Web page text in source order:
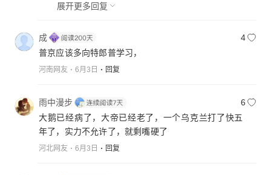
展开更多回复
成
4
普京应该多向特郎普学习，
河南网友 6月3日 回复
雨中漫步
6
大鹅已经病了，大帝已经老了，一个乌克兰打了快五
年了，实力不允许了，就剩嘴硬了
河北网友 6月3日 回复